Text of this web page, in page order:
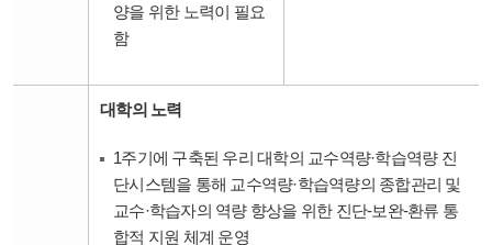
양을 위한 노력이 필요
함
대학의 노력
1주기에 구축된 우리 대학의 교수역량·학습역량 진
단시스템을 통해 교수역량·학습역량의 종합관리 및
교수·학습자의 역량 향상을 위한 진단-보완-환류 통
합적 지원 체계 운영